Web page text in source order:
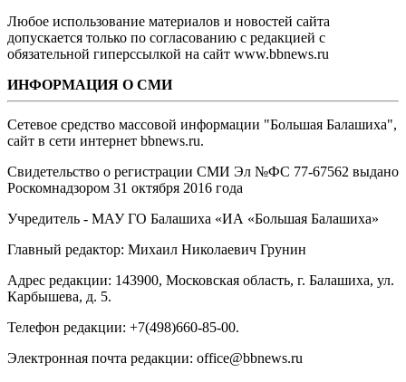
Любое использование материалов и новостей сайта
допускается только по согласованию с редакцией с
обязательной гиперссылкой на сайт www.bbnews.ru
ИНФОРМАЦИЯ О СМИ
Сетевое средство массовой информации "Большая Балашиха",
сайт в сети интернет bbnews.ru.
Свидетельство о регистрации СМИ Эл №ФС ‎77-67562 выдано
Роскомнадзором 31 октября 2016 года
Учредитель - МАУ ГО Балашиха «ИА «Большая Балашиха»
Главный редактор: Михаил Николаевич Грунин
Адрес редакции: 143900, Московская область, г. Балашиха, ул.
Карбышева, д. 5.
Телефон редакции: +7(498)660-85-00.
Электронная почта редакции: office@bbnews.ru